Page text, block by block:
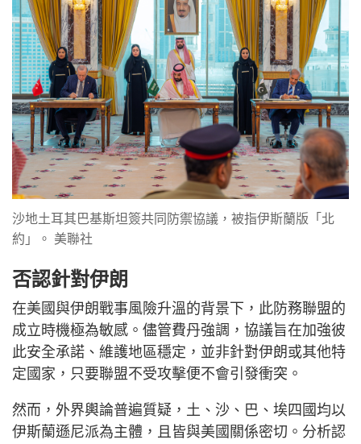
沙地土耳其巴基斯坦簽共同防禦協議，被指伊斯蘭版「北
約」。 美聯社
否認針對伊朗
在美國與伊朗戰事風險升溫的背景下，此防務聯盟的
成立時機極為敏感。儘管費丹強調，協議旨在加強彼
此安全承諾、維護地區穩定，並非針對伊朗或其他特
定國家，只要聯盟不受攻擊便不會引發衝突。
然而，外界輿論普遍質疑，土、沙、巴、埃四國均以
伊斯蘭遜尼派為主體，且皆與美國關係密切。分析認